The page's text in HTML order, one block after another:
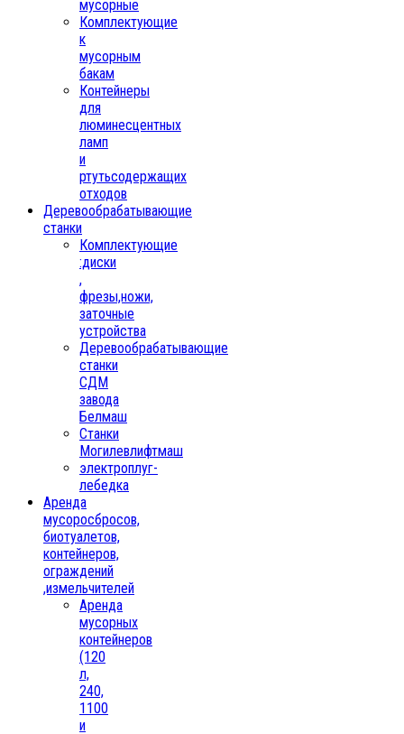
мусорные
Комплектующие
к
мусорным
бакам
Контейнеры
для
люминесцентных
ламп
и
ртутьсодержащих
отходов
Деревообрабатывающие
станки
Комплектующие
:диски
,
фрезы,ножи,
заточные
устройства
Деревообрабатывающие
станки
СДМ
завода
Белмаш
Станки
Могилевлифтмаш
электроплуг-
лебедка
Аренда
мусоросбросов,
биотуалетов,
контейнеров,
ограждений
,измельчителей
Аренда
мусорных
контейнеров
(120
л,
240,
1100
и